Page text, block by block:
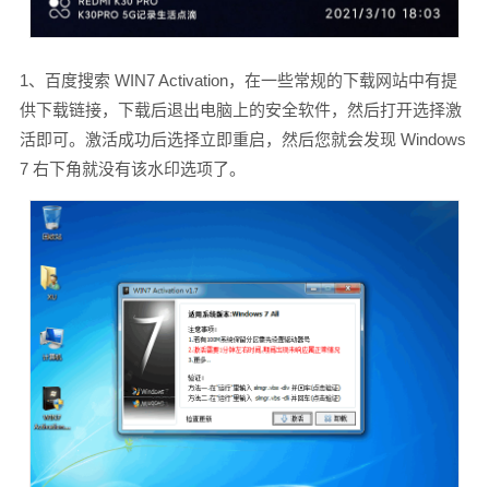
1、百度搜索 WIN7 Activation，在一些常规的下载网站中有提
供下载链接，下载后退出电脑上的安全软件，然后打开选择激
活即可。激活成功后选择立即重启，然后您就会发现 Windows
7 右下角就没有该水印选项了。